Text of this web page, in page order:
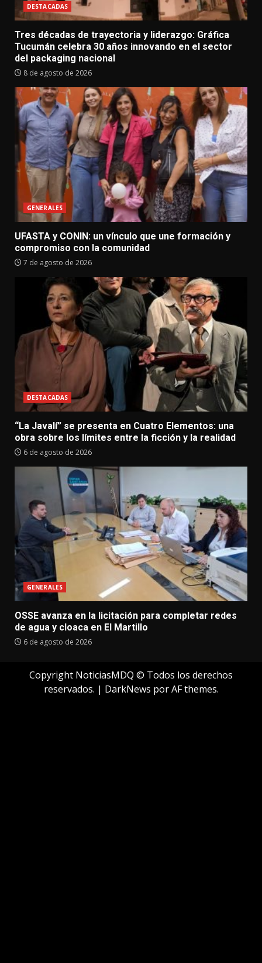
DESTACADAS
Tres décadas de trayectoria y liderazgo: Gráfica
Tucumán celebra 30 años innovando en el sector
del packaging nacional
8 de agosto de 2026
GENERALES
UFASTA y CONIN: un vínculo que une formación y
compromiso con la comunidad
7 de agosto de 2026
DESTACADAS
“La Javalí” se presenta en Cuatro Elementos: una
obra sobre los límites entre la ficción y la realidad
6 de agosto de 2026
GENERALES
OSSE avanza en la licitación para completar redes
de agua y cloaca en El Martillo
6 de agosto de 2026
Copyright NoticiasMDQ © Todos los derechos
reservados. | DarkNews por AF themes.